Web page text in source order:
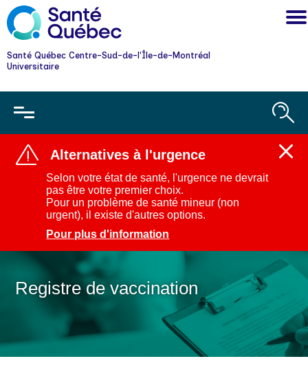
Santé Québec Centre-Sud-de-l'Île-de-Montréal
Universitaire
Alternatives à l'urgence
Selon votre état de santé, l'urgence ne devrait
pas être votre premier choix.
Pour un problème de santé mineur (non
urgent), il existe d'autres options.
Pour plus d'information
Registre de vaccination